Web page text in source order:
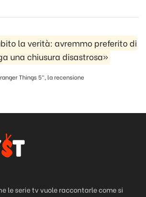
la verità: avremmo preferito di
una chiusura disastrosa»
Things 5", la recensione
le serie tv vuole raccontarle come si